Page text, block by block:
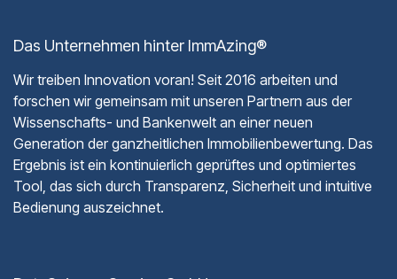
Das Unternehmen hinter ImmAzing®
Wir treiben Innovation voran! Seit 2016 arbeiten und
forschen wir gemeinsam mit unseren Partnern aus der
Wissenschafts- und Bankenwelt an einer neuen
Generation der ganzheitlichen Immobilienbewertung. Das
Ergebnis ist ein kontinuierlich geprüftes und optimiertes
Tool, das sich durch Transparenz, Sicherheit und intuitive
Bedienung auszeichnet.